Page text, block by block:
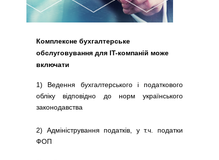
Комплексне бухгалтерське
обслуговування для IT-компаній може
включати
1) Ведення бухгалтерського і податкового
обліку відповідно до норм українського
законодавства
2) Адміністрування податків, у т.ч. податки
ФОП